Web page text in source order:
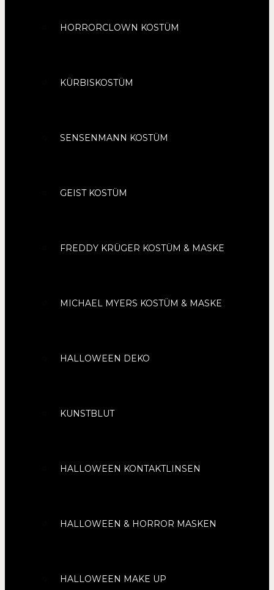
HORRORCLOWN KOSTÜM
KÜRBISKOSTÜM
SENSENMANN KOSTÜM
GEIST KOSTÜM
FREDDY KRÜGER KOSTÜM & MASKE
MICHAEL MYERS KOSTÜM & MASKE
HALLOWEEN DEKO
KUNSTBLUT
HALLOWEEN KONTAKTLINSEN
HALLOWEEN & HORROR MASKEN
HALLOWEEN MAKE UP